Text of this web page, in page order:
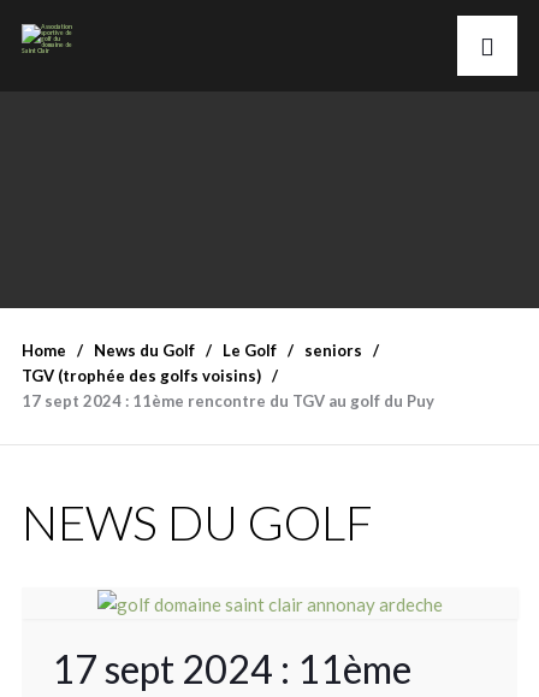
Home News du Golf Le Golf
seniors
TGV (trophée des golfs voisins)
17 sept 2024 : 11ème rencontre du TGV au golf du Puy
NEWS DU GOLF
17 sept 2024 : 11ème